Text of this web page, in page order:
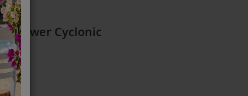
Power Cyclonic